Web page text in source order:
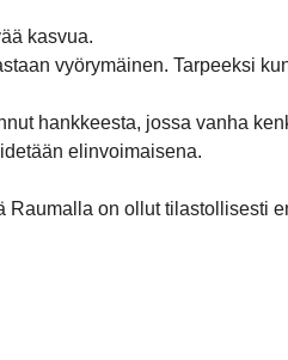
kasvua.
vyörymäinen. Tarpeeksi
hankkeesta, jossa vanha
elinvoimaisena.
Raumalla on ollut tilastollisesti